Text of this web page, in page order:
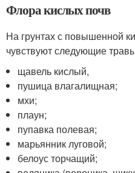
Флора кислых почв
На грунтах с повышенной
чувствуют следующие
щавель кислый,
пушица влагалищная;
мхи;
плаун;
пупавка полевая;
марьянник луговой;
белоус торчащий;